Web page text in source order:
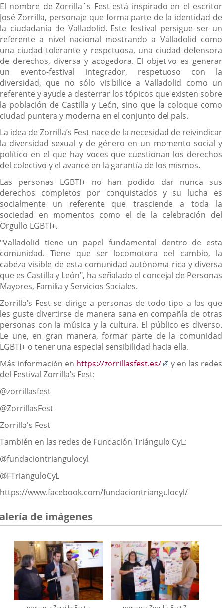
El nombre de Zorrilla´s Fest está inspirado en el escritor
José Zorrilla, personaje que forma parte de la identidad de
la ciudadanía de Valladolid. Este festival persigue ser un
referente a nivel nacional mostrando a Valladolid como
una ciudad tolerante y respetuosa, una ciudad defensora
de derechos, diversa y acogedora. El objetivo es generar
un evento-festival integrador, respetuoso con la
diversidad, que no sólo visibilice a Valladolid como un
referente y ayude a desterrar los tópicos que existen sobre
la población de Castilla y León, sino que la coloque como
ciudad puntera y moderna en el conjunto del país.
La idea de Zorrilla’s Fest nace de la necesidad de reivindicar
la diversidad sexual y de género en un momento social y
político en el que hay voces que cuestionan los derechos
del colectivo y el avance en la garantía de los mismos.
Las personas LGBTI+ no han podido dar nunca sus
derechos completos por conquistados y su lucha es
socialmente un referente que trasciende a toda la
sociedad en momentos como el de la celebración del
Orgullo LGBTI+.
"Valladolid tiene un papel fundamental dentro de esta
comunidad. Tiene que ser locomotora del cambio, la
cabeza visible de esta comunidad autónoma rica y diversa
que es Castilla y León", ha señalado el concejal de Personas
Mayores, Familia y Servicios Sociales.
Zorrilla’s Fest se dirige a personas de todo tipo a las que
les guste divertirse de manera sana en compañía de otras
personas con la música y la cultura. El público es diverso.
Le une, en gran manera, formar parte de la comunidad
LGBTI+ o tener una especial sensibilidad hacia ella.
Más información en https://zorrillasfest.es/
Enlace
y en las redes
del Festival Zorrilla’s Fest:
@zorrillasfest
@ZorrillasFest
Zorrilla's Fest
También en las redes de Fundación Triángulo CyL:
@fundaciontriangulocyl
@FTrianguloCyL
https://www.facebook.com/fundaciontriangulocyl/
de imágenes